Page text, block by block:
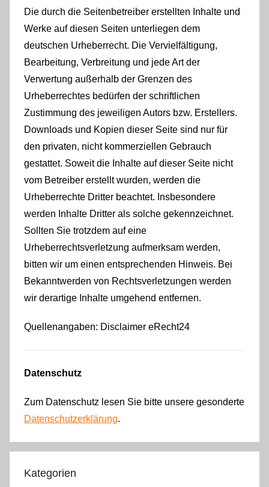
Die durch die Seitenbetreiber erstellten Inhalte und
Werke auf diesen Seiten unterliegen dem
deutschen Urheberrecht. Die Vervielfältigung,
Bearbeitung, Verbreitung und jede Art der
Verwertung außerhalb der Grenzen des
Urheberrechtes bedürfen der schriftlichen
Zustimmung des jeweiligen Autors bzw. Erstellers.
Downloads und Kopien dieser Seite sind nur für
den privaten, nicht kommerziellen Gebrauch
gestattet. Soweit die Inhalte auf dieser Seite nicht
vom Betreiber erstellt wurden, werden die
Urheberrechte Dritter beachtet. Insbesondere
werden Inhalte Dritter als solche gekennzeichnet.
Sollten Sie trotzdem auf eine
Urheberrechtsverletzung aufmerksam werden,
bitten wir um einen entsprechenden Hinweis. Bei
Bekanntwerden von Rechtsverletzungen werden
wir derartige Inhalte umgehend entfernen.
Quellenangaben: Disclaimer eRecht24
Datenschutz
Zum Datenschutz lesen Sie bitte unsere gesonderte
Datenschutzerklärung.
Kategorien